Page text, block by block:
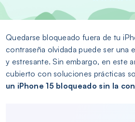
Quedarse bloqueado fuera de tu
contraseña olvidada puede ser una
y estresante. Sin embargo, en este
cubierto con soluciones prácticas
un iPhone 15 bloqueado sin la